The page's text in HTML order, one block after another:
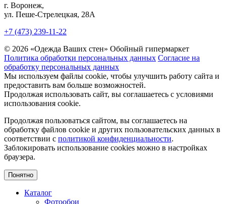
г. Воронеж,
ул. Пеше-Cтрелецкая, 28А
+7 (473) 239-11-22
© 2026 «Одежда Ваших стен» Обойный гипермаркет
Политика обработки персональных данных Согласие на
обработку персональных данных
Мы используем файлы cookie, чтобы улучшить работу сайта и
предоставить вам больше возможностей.
Продолжая использовать сайт, вы соглашаетесь с условиями
использования cookie.
Продолжая пользоваться сайтом, вы соглашаетесь на
обработку файлов cookie и других пользовательских данных в
соответствии с политикой конфиденциальности.
Заблокировать использование cookies можно в настройках
браузера.
Понятно
Каталог
Фотообои